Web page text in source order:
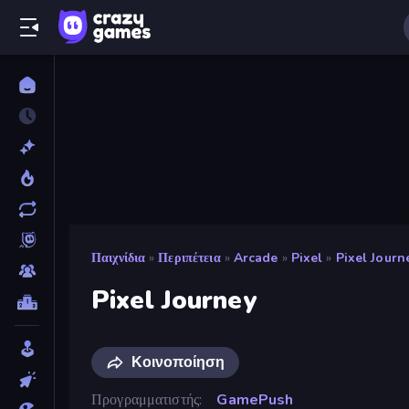
Παιχνίδια » Περιπέτεια » Arcade » Pixel » Pixel
Pixel Journey
Κοινοποίηση
Προγραμματιστής
GamePush